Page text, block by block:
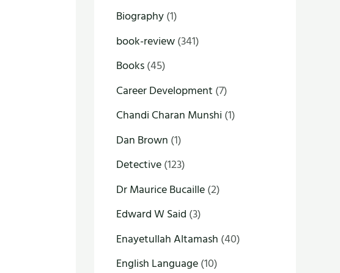
Biography(1)
book-review(341)
Books(45)
Career Development (7)
Chandi Charan Munshi (1)
Dan Brown (1)
Detective(123)
Dr Maurice Bucaille(2)
Edward W Said (3)
Enayetullah Altamash (40)
English Language(10)